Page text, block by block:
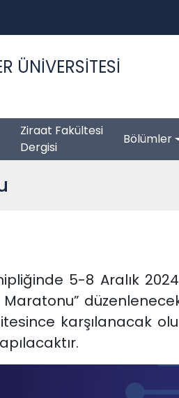
ÜNİVERSİTESİ
Ziraat Fakültesi
Dergisi
Bölümler
5-8 Aralık
Maratonu”
karşılanacak